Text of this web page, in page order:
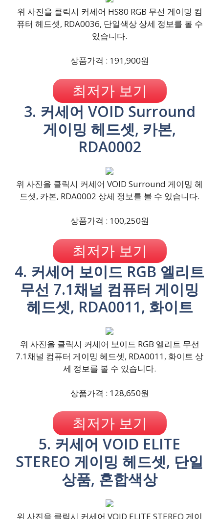
위 사진을 클릭시 커세어 HS80 RGB 무선 게이밍 컴
퓨터 헤드셋, RDA0036, 단일색상 상세 정보를 볼 수
있습니다.
상품가격 : 191,900원
최저가 보기
3. 커세어 VOID Surround
게이밍 헤드셋, 카본,
RDA0002
위 사진을 클릭시 커세어 VOID Surround 게이밍 헤
드셋, 카본, RDA0002 상세 정보를 볼 수 있습니다.
상품가격 : 100,250원
최저가 보기
4. 커세어 보이드 RGB 엘리트
무선 7.1채널 컴퓨터 게이밍
헤드셋, RDA0011, 화이트
위 사진을 클릭시 커세어 보이드 RGB 엘리트 무선
7.1채널 컴퓨터 게이밍 헤드셋, RDA0011, 화이트 상
세 정보를 볼 수 있습니다.
상품가격 : 128,650원
최저가 보기
5. 커세어 VOID ELITE
STEREO 게이밍 헤드셋, 단일
상품, 혼합색상
위 사진을 클릭시 커세어 VOID ELITE STEREO 게이